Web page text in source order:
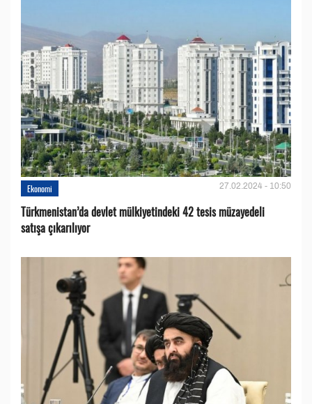
Ekonomi 27.02.2024 - 10:50
Türkmenistan’da devlet mülkiyetindeki 42 tesis müzayedeli
satışa çıkarılıyor